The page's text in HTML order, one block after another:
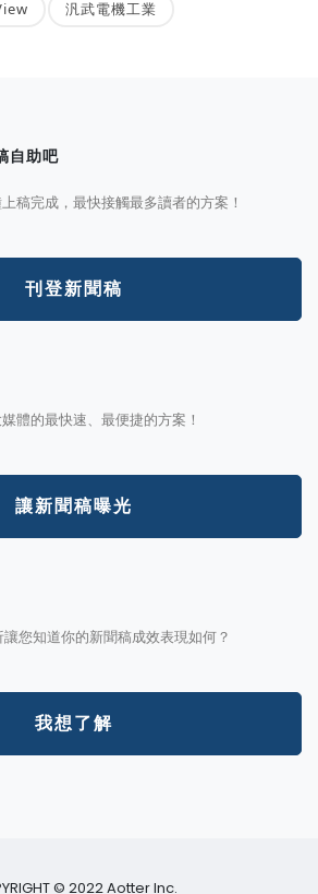
汎武電機工業
自助吧
稿完成，最快接觸最多讀者的方案！
刊登新聞稿
體的最快速、最便捷的方案！
讓新聞稿曝光
您知道你的新聞稿成效表現如何？
我想了解
© 2022 Aotter Inc.